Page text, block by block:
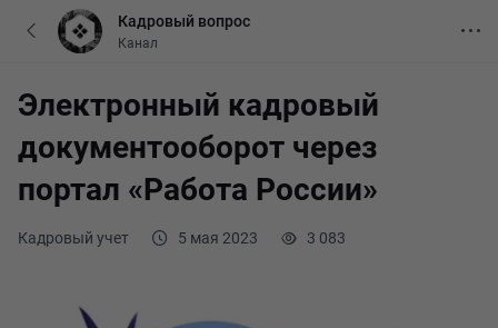
Кадровый учет 5 мая 2023 3 083
Электронный кадровый
документооборот через
портал «Работа России»
Кадровый вопрос
Канал